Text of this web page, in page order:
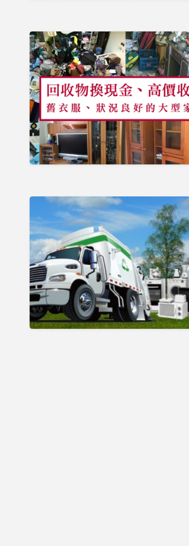
驥
驤
廢
棄
物
清
運
公
司
中
資
源
回
收
大
豐
環